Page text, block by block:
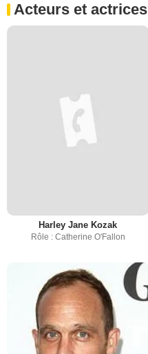
Acteurs et actrices
Harley Jane Kozak
Rôle : Catherine O'Fallon